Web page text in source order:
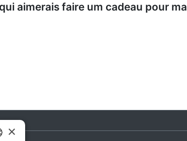
aimerais faire um cadeau pour
×